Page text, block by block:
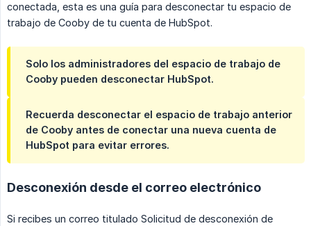
conectada, esta es una guía para desconectar tu espacio de
trabajo de Cooby de tu cuenta de HubSpot.
Solo los administradores del espacio de trabajo de
Cooby pueden desconectar HubSpot.
Recuerda desconectar el espacio de trabajo anterior
de Cooby antes de conectar una nueva cuenta de
HubSpot para evitar errores.
Desconexión desde el correo electrónico
Si recibes un correo titulado Solicitud de desconexión de